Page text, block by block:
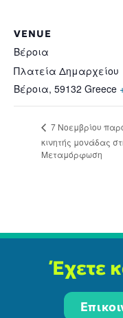
VENUE
Βέροια
Πλατεία Δημαρχείου
Βέροια, 59132 Greece
7 Νοεμβρίου
κινητής μονάδας
Μεταμόρφωση
Έχετε